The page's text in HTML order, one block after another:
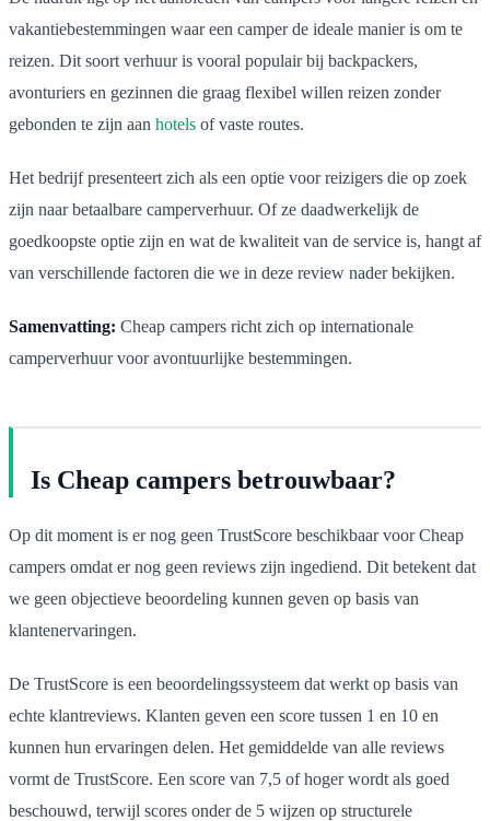
vakantiebestemmingen waar een camper de ideale manier is om te
reizen. Dit soort verhuur is vooral populair bij backpackers,
avonturiers en gezinnen die graag flexibel willen reizen zonder
gebonden te zijn aan hotels of vaste routes.
Het bedrijf presenteert zich als een optie voor reizigers die op zoek
zijn naar betaalbare camperverhuur. Of ze daadwerkelijk de
goedkoopste optie zijn en wat de kwaliteit van de service is, hangt af
van verschillende factoren die we in deze review nader bekijken.
Samenvatting: Cheap campers richt zich op internationale
camperverhuur voor avontuurlijke bestemmingen.
Is Cheap campers betrouwbaar?
Op dit moment is er nog geen TrustScore beschikbaar voor Cheap
campers omdat er nog geen reviews zijn ingediend. Dit betekent dat
we geen objectieve beoordeling kunnen geven op basis van
klantenervaringen.
De TrustScore is een beoordelingssysteem dat werkt op basis van
echte klantreviews. Klanten geven een score tussen 1 en 10 en
kunnen hun ervaringen delen. Het gemiddelde van alle reviews
vormt de TrustScore. Een score van 7,5 of hoger wordt als goed
beschouwd, terwijl scores onder de 5 wijzen op structurele